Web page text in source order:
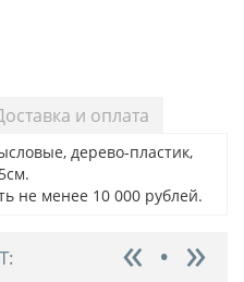
и оплата
дерево-пластик,
не менее 10 000 рублей.